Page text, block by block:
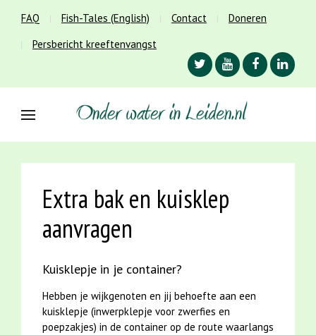
FAQ Fish-Tales (English) Contact
Doneren
Persbericht kreeftenvangst
Extra bak en kuisklep
aanvragen
Kuisklepje in je container?
Hebben je wijkgenoten en jij behoefte aan een
kuisklepje (inwerpklepje voor zwerfies en
poepzakjes) in de container op de route waarlangs